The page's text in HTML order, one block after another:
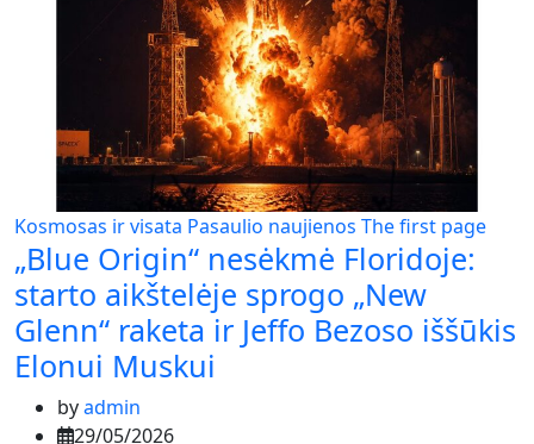
Kosmosas ir visata Pasaulio naujienos The first page
„Blue Origin“ nesėkmė Floridoje:
starto aikštelėje sprogo „New
Glenn“ raketa ir Jeffo Bezoso iššūkis
Elonui Muskui
byadmin
29/05/2026